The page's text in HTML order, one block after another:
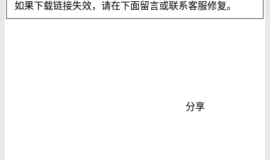
如果下载链接失效，请在下面留言或联系客服修复。
分享